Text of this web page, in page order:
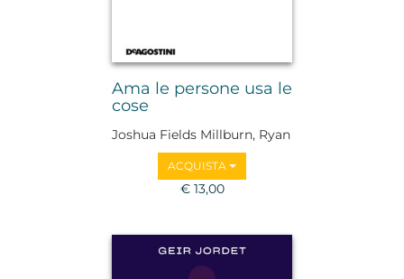
Ama le persone usa le
cose
Joshua Fields Millburn, Ryan
Nicodemus
ACQUISTA
€ 13,00